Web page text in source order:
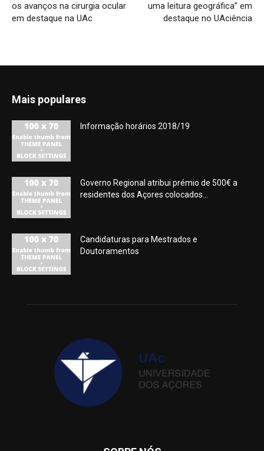
os avanços na cirurgia ocular
em destaque na UAc
uma leitura geográfica” em
destaque no UAciência
Mais populares
Informação horários 2018/19
Governo Regional atribui prémio de 500€ a
residentes dos Açores colocados...
Candidaturas para Mestrados e
Doutoramentos